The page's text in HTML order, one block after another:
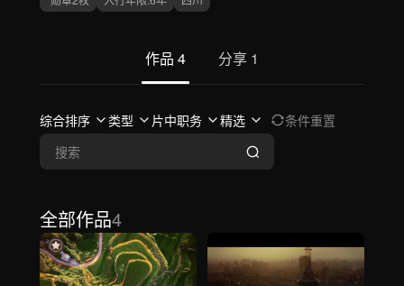
作品 4 分享 1
综合排序 类型 片中职务 精选 条件重置
全部作品4